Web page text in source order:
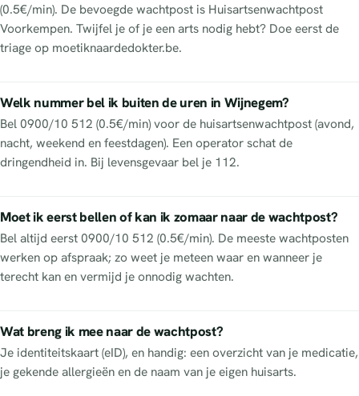
(0.5€/min). De bevoegde wachtpost is Huisartsenwachtpost
Voorkempen. Twijfel je of je een arts nodig hebt? Doe eerst de
triage op moetiknaardedokter.be.
Welk nummer bel ik buiten de uren in Wijnegem?
Bel 0900/10 512 (0.5€/min) voor de huisartsenwachtpost (avond,
nacht, weekend en feestdagen). Een operator schat de
dringendheid in. Bij levensgevaar bel je 112.
Moet ik eerst bellen of kan ik zomaar naar de wachtpost?
Bel altijd eerst 0900/10 512 (0.5€/min). De meeste wachtposten
werken op afspraak; zo weet je meteen waar en wanneer je
terecht kan en vermijd je onnodig wachten.
Wat breng ik mee naar de wachtpost?
Je identiteitskaart (eID), en handig: een overzicht van je medicatie,
je gekende allergieën en de naam van je eigen huisarts.